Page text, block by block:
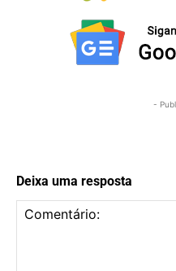
-
Deixa uma resposta